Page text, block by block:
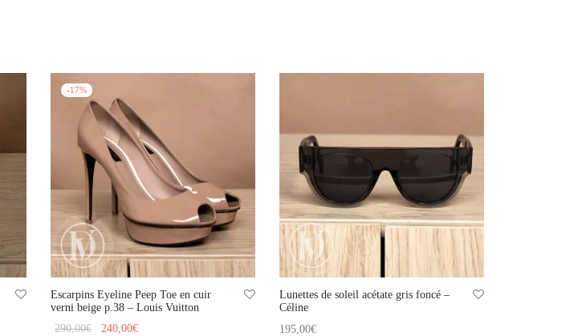
-17%
Escarpins Eyeline Peep Toe en cuir
verni beige p.38 – Louis Vuitton
290,00€ Le prix
240,00€
Lunettes de soleil acétate gris foncé –
Céline
195,00€